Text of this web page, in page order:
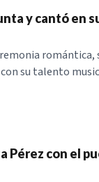
y cantó en
romántica,
su talento
Pérez con el